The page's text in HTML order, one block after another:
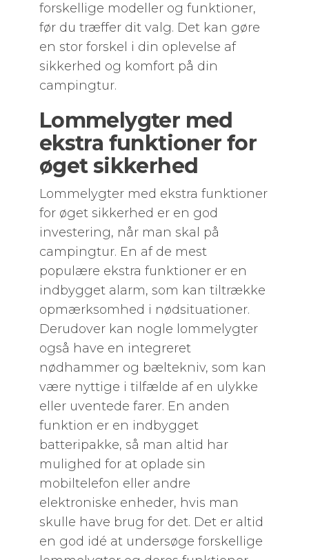
forskellige modeller og funktioner,
før du træffer dit valg. Det kan gøre
en stor forskel i din oplevelse af
sikkerhed og komfort på din
campingtur.
Lommelygter med
ekstra funktioner for
øget sikkerhed
Lommelygter med ekstra funktioner
for øget sikkerhed er en god
investering, når man skal på
campingtur. En af de mest
populære ekstra funktioner er en
indbygget alarm, som kan tiltrække
opmærksomhed i nødsituationer.
Derudover kan nogle lommelygter
også have en integreret
nødhammer og bæltekniv, som kan
være nyttige i tilfælde af en ulykke
eller uventede farer. En anden
funktion er en indbygget
batteripakke, så man altid har
mulighed for at oplade sin
mobiltelefon eller andre
elektroniske enheder, hvis man
skulle have brug for det. Det er altid
en god idé at undersøge forskellige